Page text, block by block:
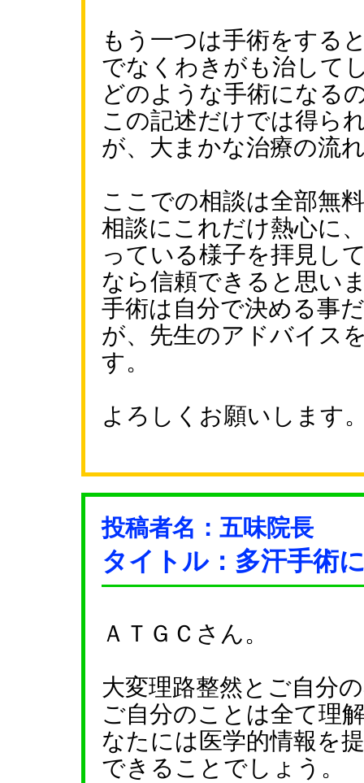
もう一つは手術をする
でなくわきがも治して
どのような手術になる
この記述だけでは得ら
が、大まかな治療の流
ここでの相談は全部無
相談にこれだけ熱心に
っている様子を拝見し
なら信頼できると思い
手術は自分で決める事
が、先生のアドバイス
す。
よろしくお願いします
投稿者名：五味院長
タイトル：多汗手術
ＡＴＧＣさん。
大変理路整然とご自分
ご自分のことは全て理
なたには医学的情報を
できることでしょう。